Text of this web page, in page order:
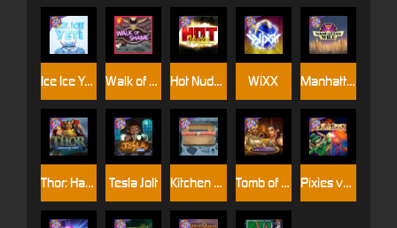
Manhattan Goes Wild
Hot Nudge
Tomb of Nefertiti
Tesla Jolt
WiXX
Walk of Shame
Kitchen Drama: Sushi Mania Pixies vs Pirates
Thor: Hammer Time
Ice Ice Yeti